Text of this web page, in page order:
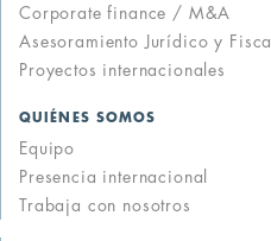
Corporate finance / M&A
Asesoramiento Jurídico y Fiscal
Proyectos internacionales
QUIÉNES SOMOS
Equipo
Presencia internacional
Trabaja con nosotros